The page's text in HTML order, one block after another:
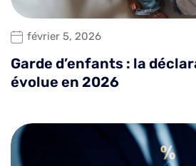
février 5, 2026
Garde d’enfants : la
évolue en 2026